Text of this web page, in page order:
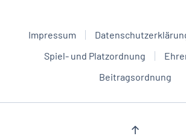
Impressum
Spiel- und Platzordnung
Beitragsordnung